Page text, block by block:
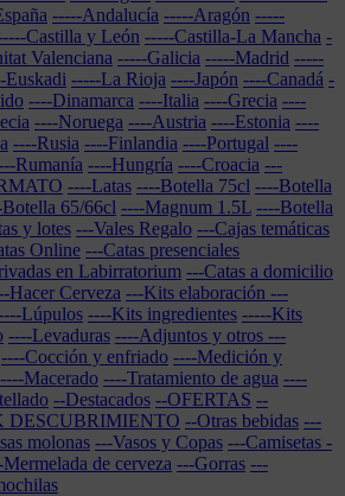
-----Andalucía -----Aragón -----
Castilla y León -----Castilla-La Mancha -
Valenciana -----Galicia -----Madrid -----
Euskadi -----La Rioja ----Japón ----Canadá -
----Dinamarca ----Italia ----Grecia ----
----Noruega ----Austria ----Estonia ----
----Rusia ----Finlandia ----Portugal ----
Rumanía ----Hungría ----Croacia ---
----Latas ----Botella 75cl ----Botella
65/66cl ----Magnum 1.5L ----Botella
y lotes ---Vales Regalo ---Cajas temáticas
Online ---Catas presenciales
en Labirratorium ---Catas a domicilio
Hacer Cerveza ---Kits elaboración ---
Lúpulos ----Kits ingredientes -----Kits
----Levaduras ----Adjuntos y otros ---
----Cocción y enfriado ----Medición y
----Macerado ----Tratamiento de agua ----
--Destacados --OFERTAS --
DESCUBRIMIENTO --Otras bebidas ---
molonas ---Vasos y Copas ---Camisetas -
de cerveza ---Gorras ---